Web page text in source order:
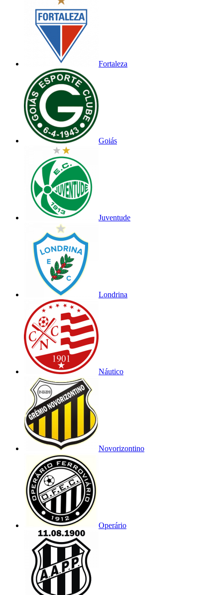
Fortaleza
Goiás
Juventude
Londrina
Náutico
Novorizontino
Operário